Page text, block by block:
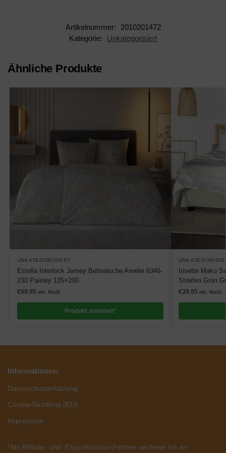
Artikelnummer:
2010201472
Kategorie:
Unkategorisiert
Ähnliche Produkte
UNKATEGORISIERT
Estella Interlock Jersey Bettwäsche Amelie 6346-
230 Paisley 135×200
€99,95 inkl. MwSt.
Produkt ansehen*
Irisette Mako
Streifen Grün
€39,95 inkl. MwSt.
Informationen:
Datenschutzerklärung
Cookie-Richtlinie (EU)
Impressum
*Als Affiliate- und -Ebay/Amazon-Partner verdiene ich an